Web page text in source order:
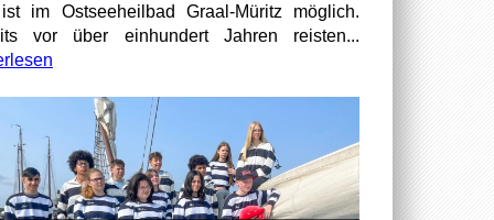
im Ostseeheilbad Graal-Müritz möglich.
vor über einhundert Jahren reisten...